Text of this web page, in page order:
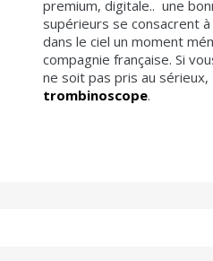
premium, digitale.. une
supérieurs se consacrent
dans le ciel un moment
compagnie française. Si
ne soit pas pris au sérieux,
trombinoscope.